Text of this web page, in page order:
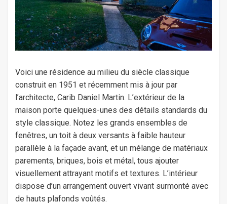
Voici une résidence au milieu du siècle classique
construit en 1951 et récemment mis à jour par
l’architecte, Carib Daniel Martin. L’extérieur de la
maison porte quelques-unes des détails standards du
style classique. Notez les grands ensembles de
fenêtres, un toit à deux versants à faible hauteur
parallèle à la façade avant, et un mélange de matériaux
parements, briques, bois et métal, tous ajouter
visuellement attrayant motifs et textures. L’intérieur
dispose d’un arrangement ouvert vivant surmonté avec
de hauts plafonds voûtés.